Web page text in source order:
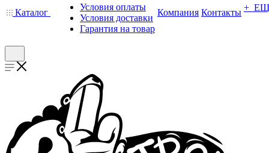
Каталог
Условия оплаты
Условия доставки
Гарантия на товар
Компания Контакты +